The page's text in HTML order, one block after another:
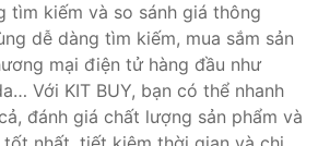
tìm kiếm và so sánh giá thông
dễ dàng tìm kiếm, mua sắm sản
mại điện tử hàng đầu như
Với KIT BUY, bạn có thể nhanh
đánh giá chất lượng sản phẩm và